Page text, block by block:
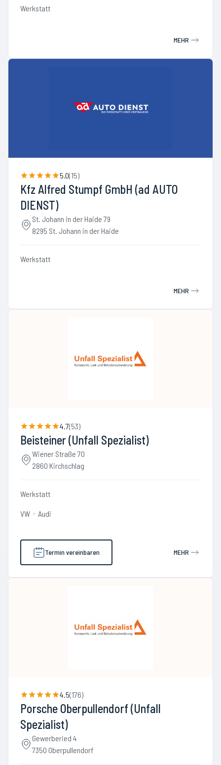
Werkstatt
MEHR
5.0(15)
Kfz Alfred Stumpf GmbH (ad AUTO
DIENST)
St. Johann in der Haide 79
8295 St. Johann in der Haide
Werkstatt
MEHR
4.7(53)
Beisteiner (Unfall Spezialist)
Wiener Straße 70
2860 Kirchschlag
Werkstatt
VW Audi
Termin vereinbaren MEHR
4.5(176)
Porsche Oberpullendorf (Unfall
Spezialist)
Gewerberied 4
7350 Oberpullendorf